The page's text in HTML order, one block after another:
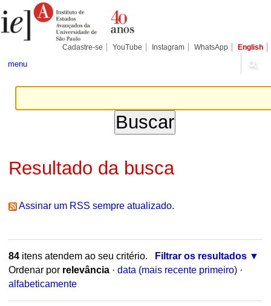
para
conteúdo.
Pessoais
Cadastre-se YouTube Instagram WhatsApp English
menu
Resultado da busca
Assinar um RSS sempre atualizado.
84itens atendem ao seu critério.
Filtrar os resultados
Ordenar por relevância · data (mais recente primeiro) ·
alfabeticamente